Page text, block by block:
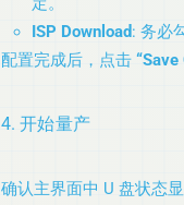
ISP Download: 务必
配置完成后，点击 “Save
4. 开始量产
确认主界面中 U 盘状态